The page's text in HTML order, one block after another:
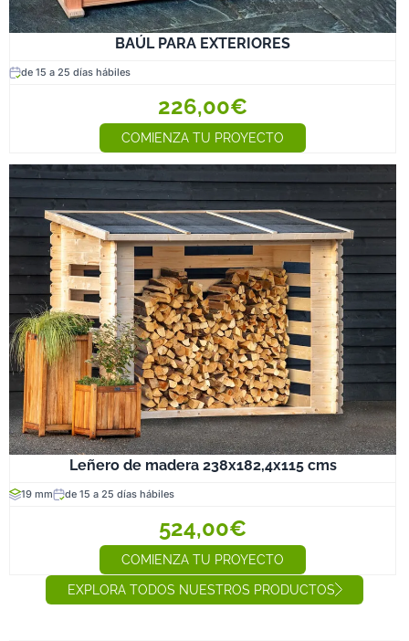
BAÚL PARA EXTERIORES
de 15 a 25 días hábiles
226,00€
COMIENZA TU PROYECTO
Leñero de madera 238x182,4x115 cms
19 mm de 15 a 25 días hábiles
524,00€
COMIENZA TU PROYECTO
EXPLORA TODOS NUESTROS PRODUCTOS